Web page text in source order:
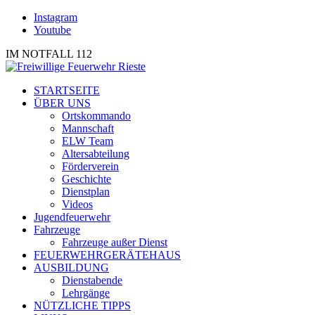
Instagram
Youtube
IM NOTFALL 112
STARTSEITE
ÜBER UNS
Ortskommando
Mannschaft
ELW Team
Altersabteilung
Förderverein
Geschichte
Dienstplan
Videos
Jugendfeuerwehr
Fahrzeuge
Fahrzeuge außer Dienst
FEUERWEHRGERÄTEHAUS
AUSBILDUNG
Dienstabende
Lehrgänge
NÜTZLICHE TIPPS